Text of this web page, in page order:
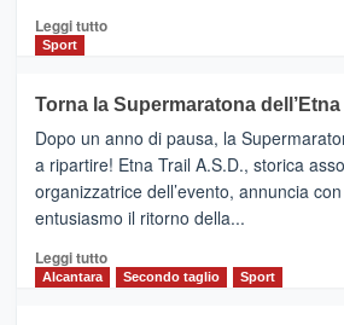
Leggi tuttoLeggi
BROOKS
SuperMaratona
dell’Etna,
presentata
l’edizione
2026
Sport
Torna la Supermaratona dell’Etna
Dopo un anno di pausa, la
a ripartire! Etna Trail A.S.D., storica
organizzatrice dell’evento, annuncia
entusiasmo il ritorno della...
Leggi tuttoLeggi
Alcantara Secondo taglio Sport